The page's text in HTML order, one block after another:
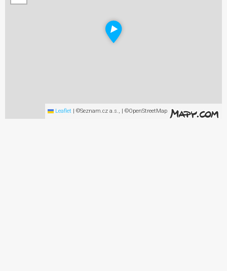
Leaflet | ©Seznam.cz a.s., | ©OpenStreetMap